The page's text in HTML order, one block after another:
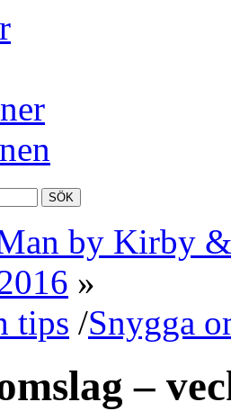
SÖK
by Kirby
»
tips /Snygga
–